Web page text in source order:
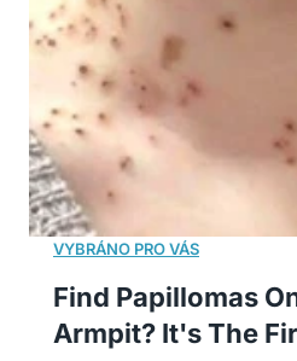
Find Papillomas
Armpit? It's The